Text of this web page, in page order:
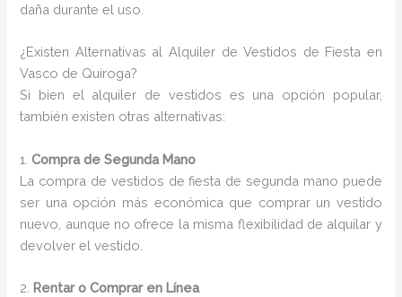
daña durante el uso.
¿Existen Alternativas al Alquiler de Vestidos de Fiesta en
Vasco de Quiroga?
Si bien el alquiler de vestidos es una opción popular,
también existen otras alternativas:
1.Compra de Segunda Mano
La compra de vestidos de fiesta de segunda mano puede
ser una opción más económica que comprar un vestido
nuevo, aunque no ofrece la misma flexibilidad de alquilar y
devolver el vestido.
2. Rentar o Comprar en Línea